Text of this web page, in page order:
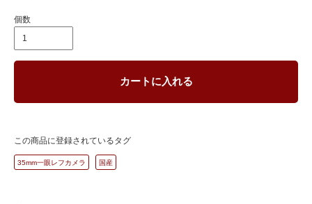
個数
カートに入れる
この商品に登録されているタグ
35mm一眼レフカメラ 国産